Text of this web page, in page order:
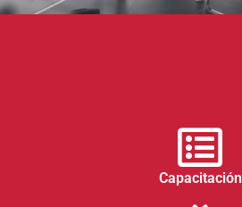
Capacitación